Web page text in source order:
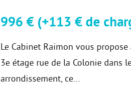
996 € (+113 € de
Le Cabinet Raimon vous
3e étage rue de la Colonie dans
arrondissement, ce...